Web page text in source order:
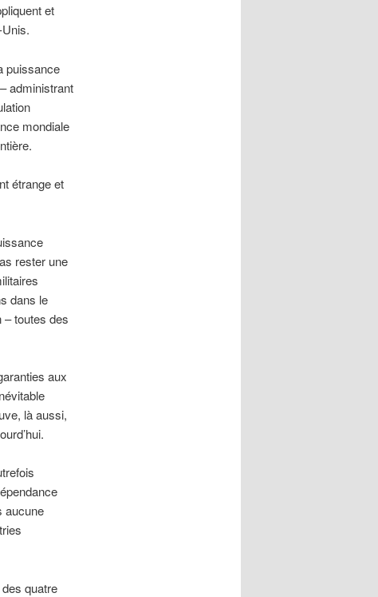
et
puissance
administrant
mondiale
étrange et
rester une
dans le
– toutes des
aux
là aussi,
aucune
quatre